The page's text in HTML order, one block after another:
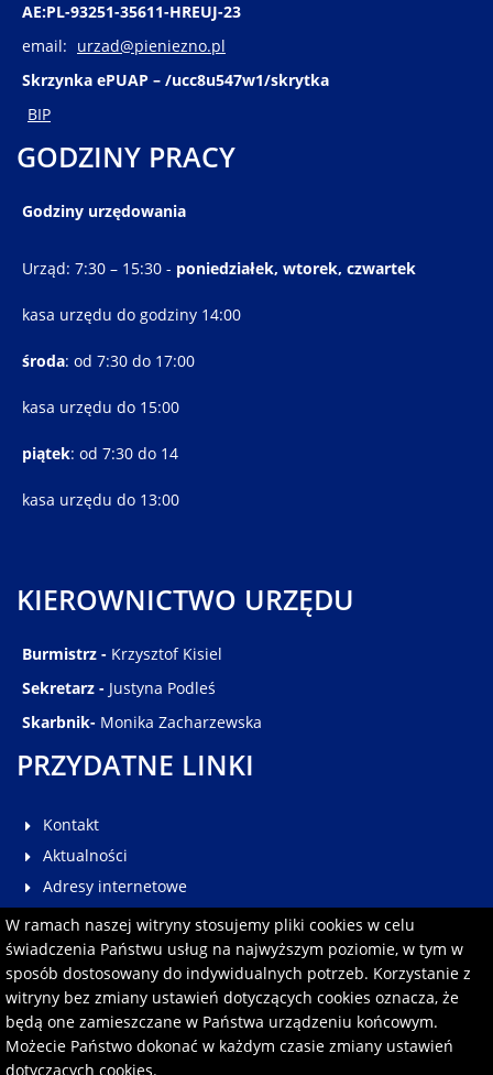
W ramach naszej witryny stosujemy pliki cookies w celu
świadczenia Państwu usług na najwyższym poziomie, w tym w
sposób dostosowany do indywidualnych potrzeb. Korzystanie z
witryny bez zmiany ustawień dotyczących cookies oznacza, że
będą one zamieszczane w Państwa urządzeniu końcowym.
Możecie Państwo dokonać w każdym czasie zmiany ustawień
dotyczących cookies.
AE:PL-93251-35611-HREUJ-23
email: urzad@pieniezno.pl
Skrzynka ePUAP – /ucc8u547w1/skrytka
BIP
GODZINY PRACY
Godziny urzędowania
Urząd: 7:30 – 15:30 - poniedziałek, wtorek, czwartek
kasa urzędu do godziny 14:00
środa: od 7:30 do 17:00
kasa urzędu do 15:00
piątek: od 7:30 do 14
kasa urzędu do 13:00
KIEROWNICTWO URZĘDU
Burmistrz - Krzysztof Kisiel
Sekretarz - Justyna Podleś
Skarbnik- Monika Zacharzewska
PRZYDATNE LINKI
Kontakt
Aktualności
Adresy internetowe
Galeria
Multimedia
Pomoc
Redakcja serwisu
Formularz kontaktowy